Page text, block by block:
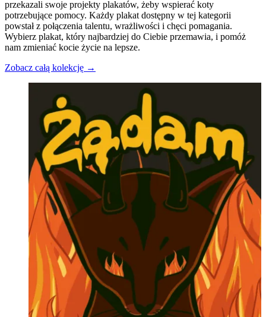
koszyka
koszyka
przekazali swoje projekty plakatów, żeby wspierać koty
potrzebujące pomocy. Każdy plakat dostępny w tej kategorii
powstał z połączenia talentu, wrażliwości i chęci pomagania.
Wybierz plakat, który najbardziej do Ciebie przemawia, i pomóż
nam zmieniać kocie życie na lepsze.
Zobacz całą kolekcję →